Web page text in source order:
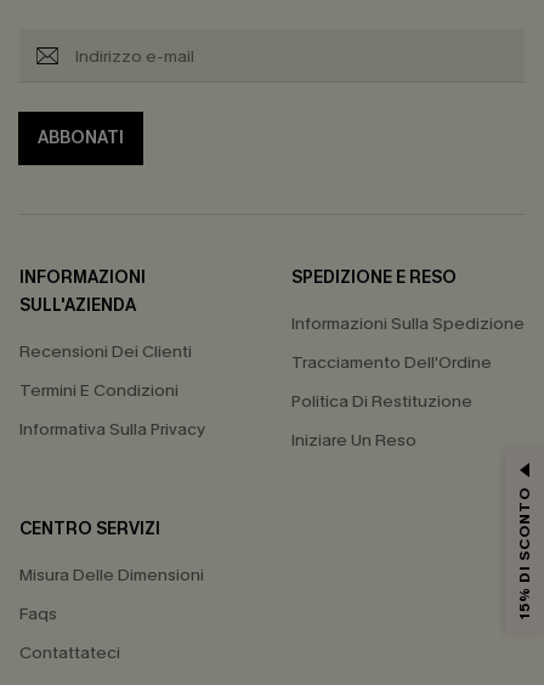
ABBONATI
INFORMAZIONI
SULL'AZIENDA
Recensioni Dei Clienti
Termini E Condizioni
Informativa Sulla Privacy
SPEDIZIONE E RESO
Informazioni Sulla Spedizione
Tracciamento Dell'Ordine
Politica Di Restituzione
Iniziare Un Reso
CENTRO SERVIZI
Misura Delle Dimensioni
Faqs
Contattateci
15% DI SCONTO